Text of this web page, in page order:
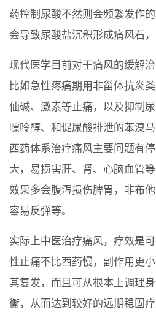
药控制尿酸不然则会频繁发作
会导致尿酸盐沉积形成痛风石，
现代医学目前对于痛风的缓解
比如急性疼痛期用非甾体抗炎
仙碱、激素等止痛，以及抑制
嘌呤醇、和促尿酸排泄的苯溴
西药体系治疗痛风主要问题有
大，易损害肝、肾、心脑血管
效果多会腹泻损伤脾胃，非布
容易反弹等。
实际上中医治疗痛风，疗效是
性止痛不比西药慢，副作用更
其复发，而且可从根本上调理
衡，从而达到较好的远期稳固疗